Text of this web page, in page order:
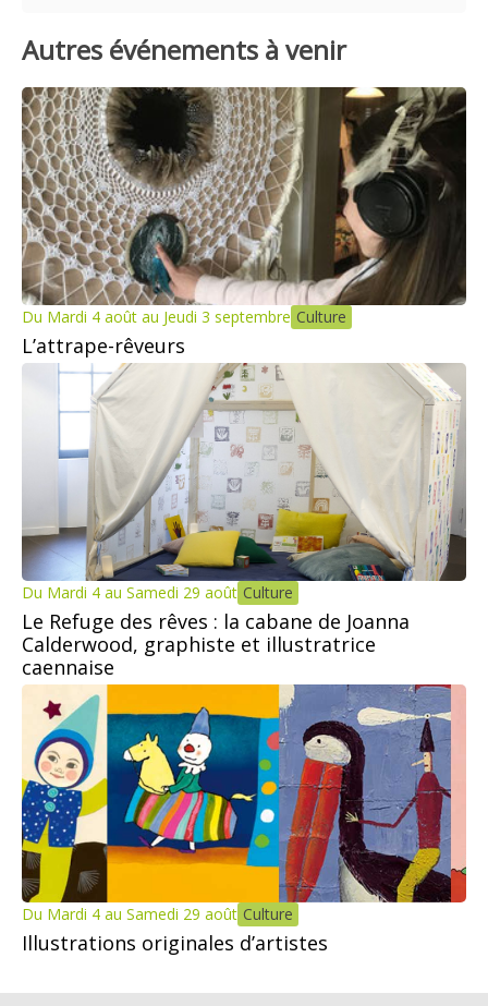
Autres événements à venir
Du Mardi 4 août au Jeudi 3 septembre Culture
L’attrape-rêveurs
Du Mardi 4 au Samedi 29 août Culture
Le Refuge des rêves : la cabane de Joanna
Calderwood, graphiste et illustratrice
caennaise
Du Mardi 4 au Samedi 29 août Culture
Illustrations originales d’artistes